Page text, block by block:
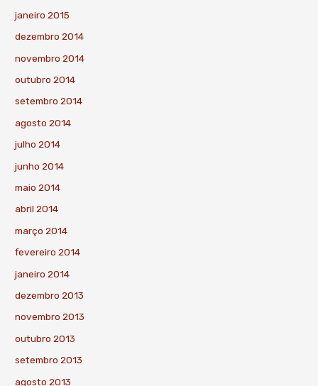
janeiro 2015
dezembro 2014
novembro 2014
outubro 2014
setembro 2014
agosto 2014
julho 2014
junho 2014
maio 2014
abril 2014
março 2014
fevereiro 2014
janeiro 2014
dezembro 2013
novembro 2013
outubro 2013
setembro 2013
agosto 2013